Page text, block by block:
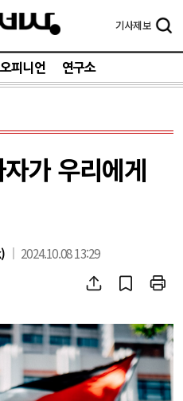
기사제보
오피니언 연구소
가 우리에게
2024.10.08 13:29